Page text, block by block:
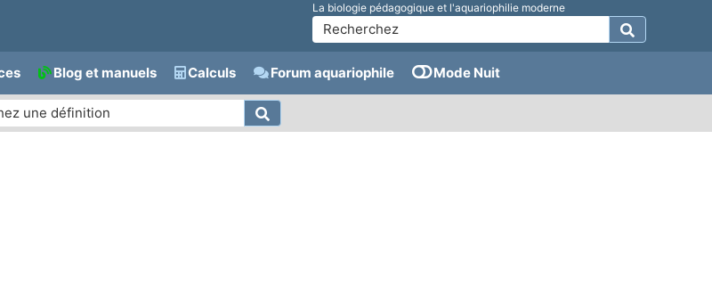
La biologie pédagogique et l'aquariophilie moderne
Blog et manuels Calculs Forum aquariophile Mode Nuit